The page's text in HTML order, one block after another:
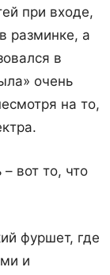
при входе,
разминке, а
в
очень
на то,
вот то, что
фуршет, где
и